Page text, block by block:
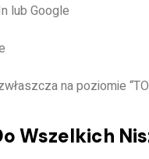
lub Google
na poziomie
Wszelkich